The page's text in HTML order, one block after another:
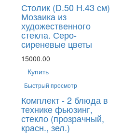
Столик (D.50 H.43 см)
Мозаика из
художественного
стекла. Серо-
сиреневые цветы
15000.00
Купить
Быстрый просмотр
Комплект - 2 блюда в
технике фьюзинг,
стекло (прозрачный,
красн., зел.)